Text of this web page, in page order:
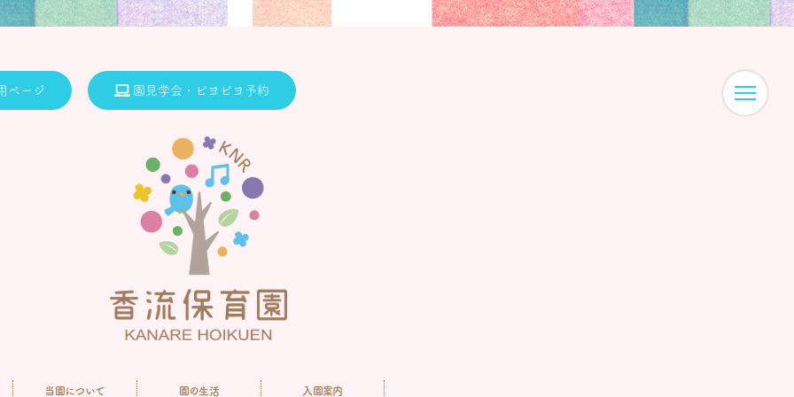
ページ 園見学会・ピヨピヨ予約
当園について 園の生活 入園案内